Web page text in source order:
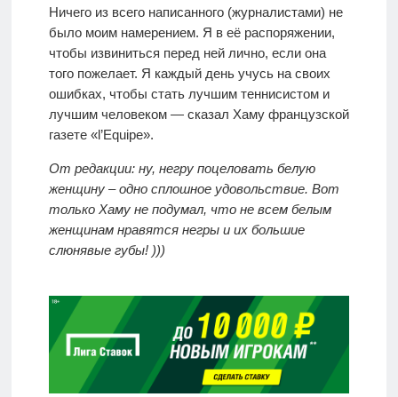
Ничего из всего написанного (журналистами) не
было моим намерением. Я в её распоряжении,
чтобы извиниться перед ней лично, если она
того пожелает. Я каждый день учусь на своих
ошибках, чтобы стать лучшим теннисистом и
лучшим человеком — сказал Хаму французской
газете «l’Equipe».
От редакции: ну, негру поцеловать белую
женщину – одно сплошное удовольствие. Вот
только Хаму не подумал, что не всем белым
женщинам нравятся негры и их большие
слюнявые губы! )))